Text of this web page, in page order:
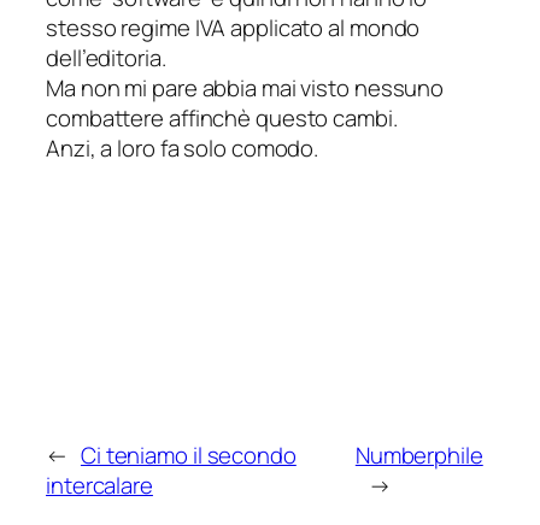
stesso regime IVA applicato al mondo
dell’editoria.
Ma non mi pare abbia mai visto nessuno
combattere affinchè questo cambi.
Anzi, a loro fa solo comodo.
← Ci teniamo il secondo
intercalare
Numberphile
→